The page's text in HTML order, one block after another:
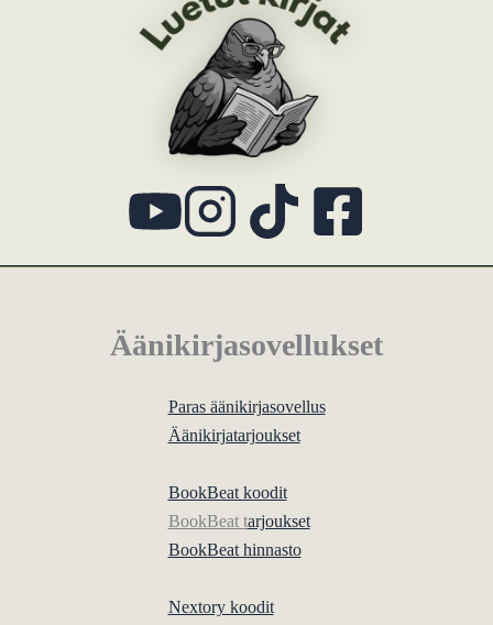
Äänikirjasovellukset
Paras äänikirjasovellus
Äänikirjatarjoukset
BookBeat koodit
BookBeat tarjoukset
BookBeat hinnasto
Nextory koodit